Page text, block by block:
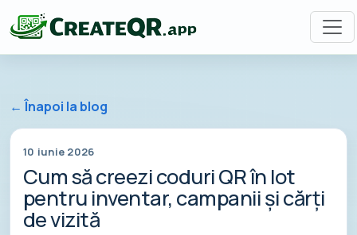
← Înapoi la blog
10 iunie 2026
Cum să creezi coduri QR în lot
pentru inventar, campanii și cărți
de vizită